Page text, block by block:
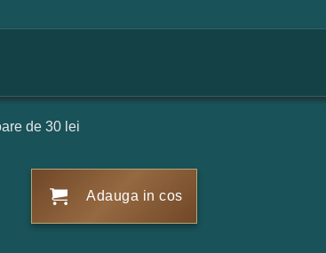
de 30 lei
Adauga in cos